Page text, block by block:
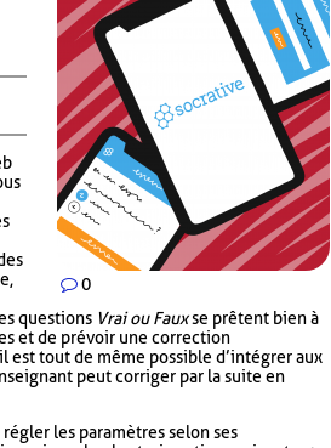
0
questions Vrai ou Fauxse prêtent bien à
et de prévoir une correction
est tout de même possible d’intégrer aux
peut corriger par la suite en
les paramètres selon ses